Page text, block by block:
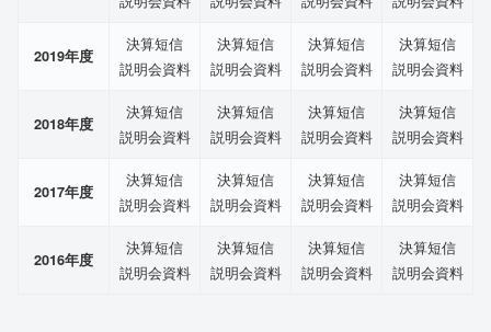
2019年度
決算短信
説明会資料
決算短信
説明会資料
決算短信
説明会資料
決算短信
説明会資料
2018年度
決算短信
説明会資料
決算短信
説明会資料
決算短信
説明会資料
決算短信
説明会資料
2017年度
決算短信
説明会資料
決算短信
説明会資料
決算短信
説明会資料
決算短信
説明会資料
2016年度
決算短信
説明会資料
決算短信
説明会資料
決算短信
説明会資料
決算短信
説明会資料